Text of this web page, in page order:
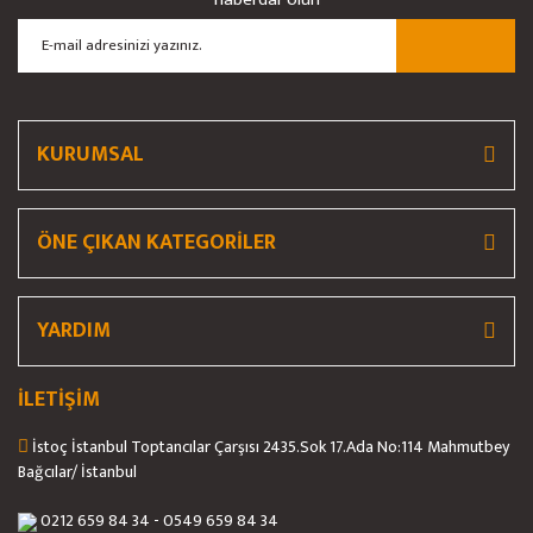
Ürün açıklamasında eksik bilgiler bulunuyor.
Ürün bilgilerinde hatalar bulunuyor.
Ürün fiyatı diğer sitelerden daha pahalı.
KURUMSAL
ÖNE ÇIKAN KATEGORİLER
YARDIM
İLETİŞİM
İstoç İstanbul Toptancılar Çarşısı 2435.Sok 17.Ada No:114 Mahmutbey
Bağcılar/ İstanbul
0212 659 84 34 - 0549 659 84 34